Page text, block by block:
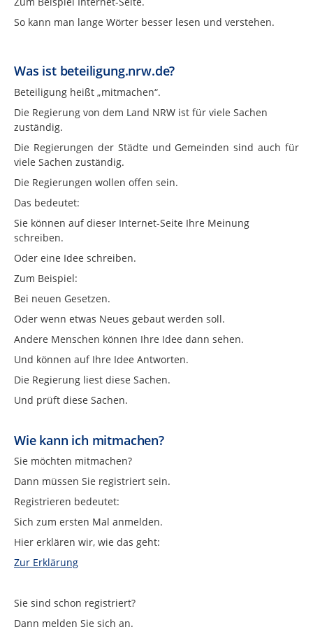
So kann man lange Wörter besser lesen und verstehen.
Was ist beteiligung.nrw.de?
Beteiligung heißt „mitmachen“.
Die Regierung von dem Land NRW ist für viele Sachen
zuständig.
Die Regierungen der Städte und Gemeinden sind auch für
viele Sachen zuständig.
Die Regierungen wollen offen sein.
Das bedeutet:
Sie können auf dieser Internet-Seite Ihre Meinung
schreiben.
Oder eine Idee schreiben.
Zum Beispiel:
Bei neuen Gesetzen.
Oder wenn etwas Neues gebaut werden soll.
Andere Menschen können Ihre Idee dann sehen.
Und können auf Ihre Idee Antworten.
Die Regierung liest diese Sachen.
Und prüft diese Sachen.
Wie kann ich mitmachen?
Sie möchten mitmachen?
Dann müssen Sie registriert sein.
Registrieren bedeutet:
Sich zum ersten Mal anmelden.
Hier erklären wir, wie das geht:
Zur Erklärung
Sie sind schon registriert?
Dann melden Sie sich an.